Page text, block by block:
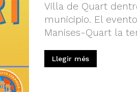
Villa de Quart
municipio. El
Manises-Quart la
Llegir més